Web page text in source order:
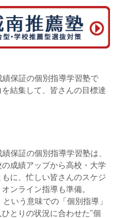
保証の個別指導学習塾で
結集して、皆さんの目標達
保証の個別指導学習塾は、
成績アップから高校・大学
に、忙しい皆さんのスケジ
ンライン指導も準備。
いう意味での「個別指導」
とりの状況に合わせた"個